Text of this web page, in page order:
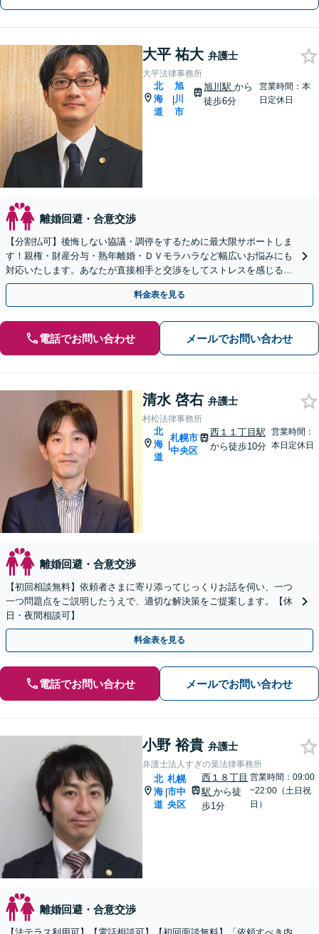
大平 祐大 弁護士
大平法律事務所
北
海
道
|
旭
川
市
旭川駅から
徒歩6分
営業時間：本
日定休日
離婚回避・合意交渉
【分割払可】後悔しない協議・調停をするために最大限サポートしま
す！親権・財産分与・熟年離婚・ＤＶモラハラなど幅広いお悩みにも
対応いたします。あなたが直接相手と交渉をしてストレスを感じる必
要はありません。まずは一度ご相談ください。
料金表を見る
電話でお問い合わせ メールでお問い合わせ
清水 啓右 弁護士
村松法律事務所
北
海
道
|
札幌市
中央区
西１１丁目駅
から徒歩10分
営業時間：
本日定休日
離婚回避・合意交渉
【初回相談無料】依頼者さまに寄り添ってじっくりお話を伺い、一つ
一つ問題点をご説明したうえで、適切な解決策をご提案します。【休
日・夜間相談可】
料金表を見る
電話でお問い合わせ メールでお問い合わせ
小野 裕貴 弁護士
弁護士法人すぎの葉法律事務所
北
海
道
|
札幌
市中
央区
西１８丁目
駅から徒
歩1分
営業時間：09:00
~22:00（土日祝
日）
離婚回避・合意交渉